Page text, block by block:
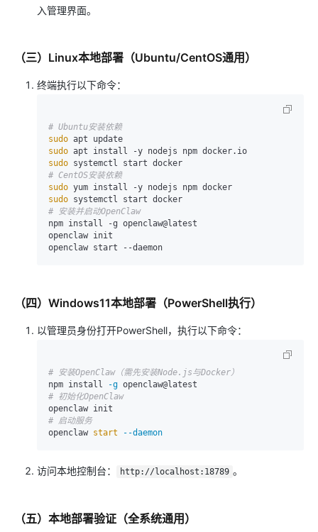
入管理界面。
（三）Linux本地部署（Ubuntu/CentOS通用）
终端执行以下命令：
# Ubuntu安装依赖
sudo
sudo
sudo
# CentOS安装依赖
sudo
sudo
# 安装并启动OpenClaw
npm install -g openclaw@latest
openclaw init
（四）Windows11本地部署（PowerShell执行）
以管理员身份打开PowerShell，执行以下命令：
# 安装OpenClaw（需先安装Node.js与Docker）
npm install
-g
# 初始化OpenClaw
# 启动服务
openclaw start --daemon
访问本地控制台： http://localhost:18789 。
（五）本地部署验证（全系统通用）